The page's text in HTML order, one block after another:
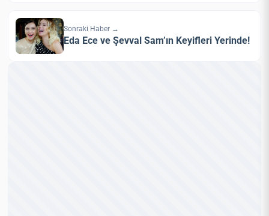
Sonraki Haber →
Eda Ece ve Şevval Sam’ın Keyifleri Yerinde!